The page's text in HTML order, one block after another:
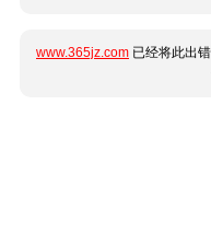
www.365jz.com 已经将此出